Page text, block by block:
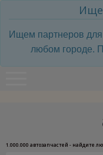
Ищем партнеров для
любом городе.
1.000.000 автозапчастей - найдите